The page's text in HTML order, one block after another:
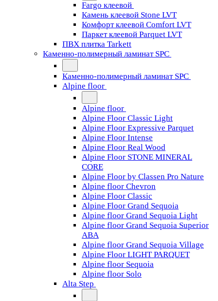
Fargo клеевой
Камень клеевой Stone LVT
Комфорт клеевой Comfort LVT
Паркет клеевой Parquet LVT
ПВХ плитка Tarkett
Каменно-полимерный ламинат SPC
Каменно-полимерный ламинат SPC
Alpine floor
Alpine floor
Alpine Floor Classic Light
Alpine Floor Expressive Parquet
Alpine Floor Intense
Alpine Floor Real Wood
Alpine Floor STONE MINERAL
CORE
Alpine Floor by Classen Pro Nature
Alpine floor Chevron
Alpine Floor Classic
Alpine Floor Grand Sequoia
Alpine floor Grand Sequoia Light
Alpine floor Grand Sequoia Superior
ABA
Alpine floor Grand Sequoia Village
Alpine Floor LIGHT PARQUET
Alpine floor Sequoia
Alpine floor Solo
Alta Step